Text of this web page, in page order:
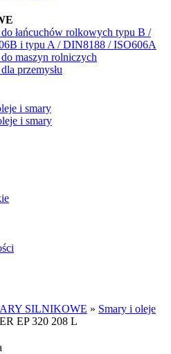
do łańcuchów rolkowych typu B /
i typu A / DIN8188 / ISO606A
do maszyn rolniczych
przemysłu
i smary
i smary
SILNIKOWE » Smary i oleje
EP 320 208 L